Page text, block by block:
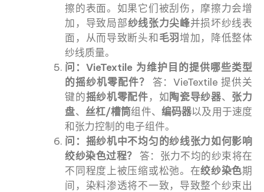
擦的表面。如果它们被刮伤，摩擦力会增
加，导致局部纱线张力尖峰并损坏纱线表
面，从而导致断头和毛羽 增加，降低整体
纱线质量。
问：VieTextile 为维护目的提供哪些类型
的摇纱机零配件？
答：VieTextile 提供关
键的摇纱机零配件，如陶瓷导纱器、 张力
盘、 丝杠/槽筒组件、 编码器以及用于速度
和张力控制的电子组件。
问：摇纱机中不均匀的纱线张力如何影响
绞纱染色过程？
答：张力不均的纱束将在
不同程度上被压缩或松弛。在绞纱染色期
间，染料渗透将不一致，导致整个纱束出